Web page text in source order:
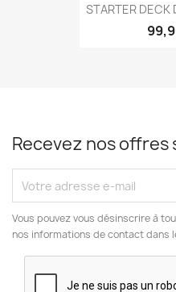
STARTER DECK
Recevez nos offres
Vous pouvez vous désinscrire à
nos informations de contact dans